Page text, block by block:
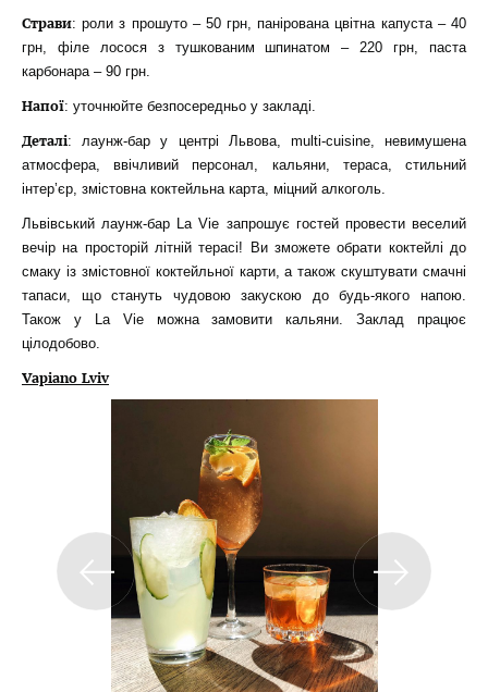
Страви: роли з прошуто – 50 грн, панірована цвітна капуста – 40
грн, філе лосося з тушкованим шпинатом – 220 грн, паста
карбонара – 90 грн.
Напої: уточнюйте безпосередньо у закладі.
Деталі: лаунж-бар у центрі Львова, multi-cuisine, невимушена
атмосфера, ввічливий персонал, кальяни, тераса, стильний
інтер’єр, змістовна коктейльна карта, міцний алкоголь.
Львівський лаунж-бар La Vie запрошує гостей провести веселий
вечір на просторій літній терасі! Ви зможете обрати коктейлі до
смаку із змістовної коктейльної карти, а також скуштувати смачні
тапаси, що стануть чудовою закускою до будь-якого напою.
Також у La Vie можна замовити кальяни. Заклад працює
цілодобово.
Vapiano Lviv